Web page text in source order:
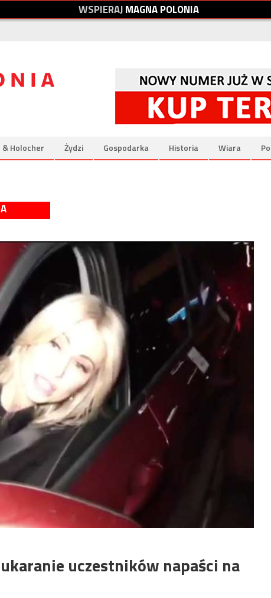
WSPIERAJMAGNAPOLONIA
Holocher Żydzi Gospodarka Historia Wiara
uczestników napaści na